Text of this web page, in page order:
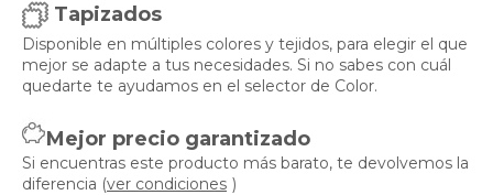
Tapizados
Disponible en múltiples colores y tejidos, para elegir el que
mejor se adapte a tus necesidades. Si no sabes con cuál
quedarte te ayudamos en el selector de Color.
Mejor precio garantizado
Si encuentras este producto más barato, te devolvemos la
diferencia (ver condiciones )